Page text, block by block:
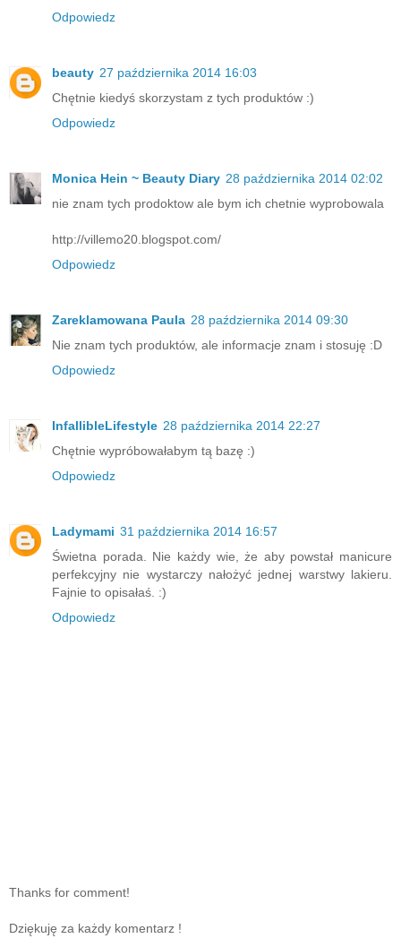
Odpowiedz
beauty 27 października 2014 16:03
Chętnie kiedyś skorzystam z tych produktów :)
Odpowiedz
Monica Hein ~ Beauty Diary 28 października 2014 02:02
nie znam tych prodoktow ale bym ich chetnie wyprobowala
http://villemo20.blogspot.com/
Odpowiedz
Zareklamowana Paula 28 października 2014 09:30
Nie znam tych produktów, ale informacje znam i stosuję :D
Odpowiedz
InfallibleLifestyle 28 października 2014 22:27
Chętnie wypróbowałabym tą bazę :)
Odpowiedz
Ladymami 31 października 2014 16:57
Świetna porada. Nie każdy wie, że aby powstał manicure
perfekcyjny nie wystarczy nałożyć jednej warstwy lakieru.
Fajnie to opisałaś. :)
Odpowiedz
Thanks for comment!
Dziękuję za każdy komentarz !